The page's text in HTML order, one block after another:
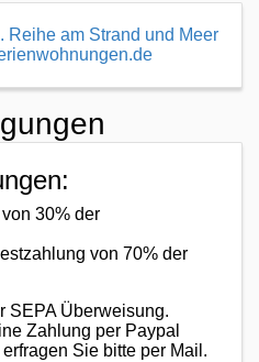
Reihe am Strand und Meer
30% der
von 70% der
SEPA Überweisung.
Zahlung per Paypal
Sie bitte per Mail.